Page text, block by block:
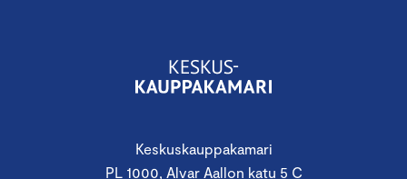
Keskuskauppakamari
PL 1000, Alvar Aallon katu 5 C